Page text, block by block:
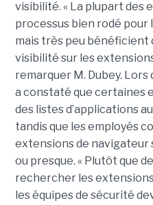
visibilité. « La plupart des
processus bien rodé pour
mais très peu bénéficient
visibilité sur les
remarquer M. Dubey. Lors
a constaté que certaines
des listes d’applications
tandis que les employés
extensions de navigateur
ou presque. « Plutôt que
rechercher les
les équipes de sécurité